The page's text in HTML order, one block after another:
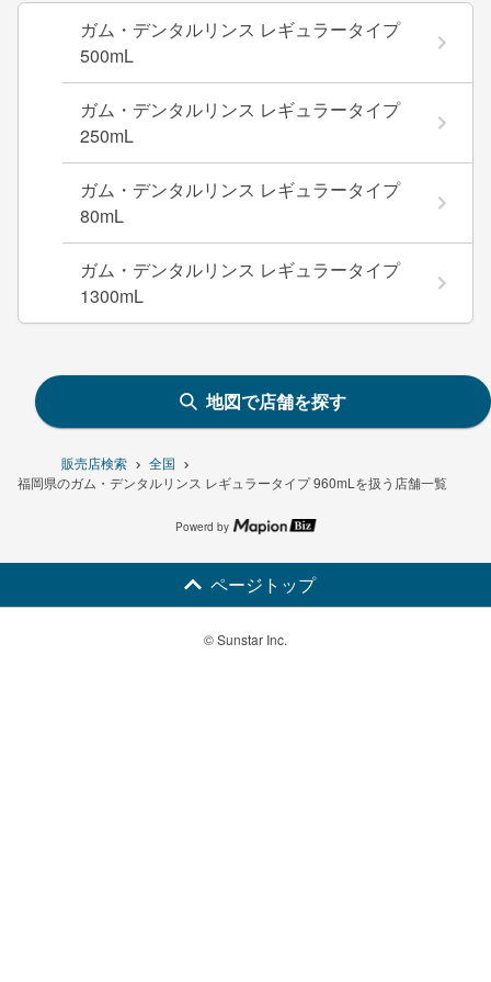
販売店検索
全国
福岡県のガム・デンタルリンス レギュラータイプ 960mLを扱う店舗一覧
ガム・デンタルリンス レギュラータイプ
500mL
ガム・デンタルリンス レギュラータイプ
250mL
ガム・デンタルリンス レギュラータイプ
80mL
ガム・デンタルリンス レギュラータイプ
1300mL
地図で店舗を探す
Powerd by
ページトップ
© Sunstar Inc.